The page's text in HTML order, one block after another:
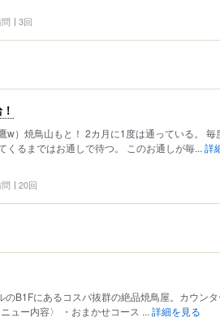
3回
w）焼鳥山もと！ 2カ月に1度は通っている。 毎
くるまではお通しで待つ。 このお通しが毎... 詳
20回
のB1Fにあるコスパ抜群の絶品焼鳥屋。カウン
ュー内容〉 ・おまかせコース ... 詳細を見る